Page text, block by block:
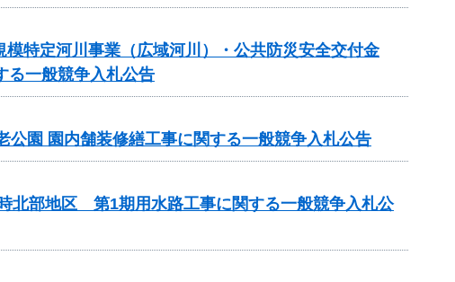
特定河川事業（広域河川）・公共防災安全交付金
る一般競争入札公告
園 園内舗装修繕工事に関する一般競争入札公告
北部地区 第1期用水路工事に関する一般競争入札公